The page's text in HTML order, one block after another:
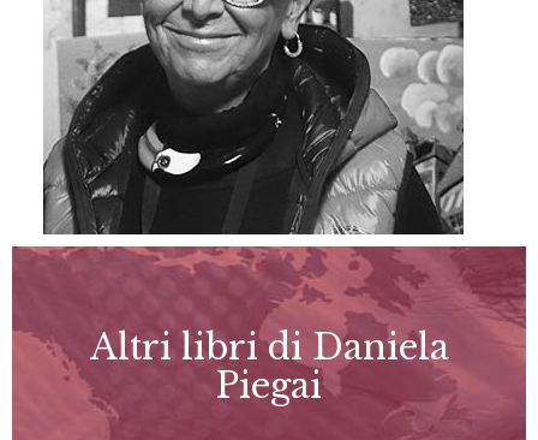
Altri libri di Daniela
Piegai